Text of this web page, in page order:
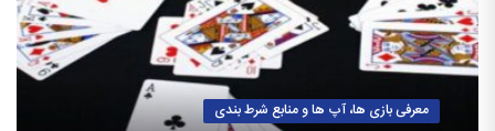
معرفی بازی ها، آپ ها و منابع شرط بندی